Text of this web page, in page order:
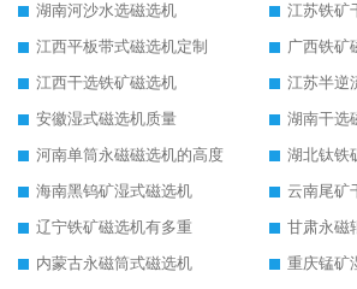
湖南河沙水选磁选机
江苏铁矿
江西平板带式磁选机定制
广西铁矿
江西干选铁矿磁选机
江苏半逆
安徽湿式磁选机质量
湖南干选
河南单筒永磁磁选机的高度
湖北钛铁
海南黑钨矿湿式磁选机
云南尾矿
辽宁铁矿磁选机有多重
甘肃永磁
内蒙古永磁筒式磁选机
重庆锰矿